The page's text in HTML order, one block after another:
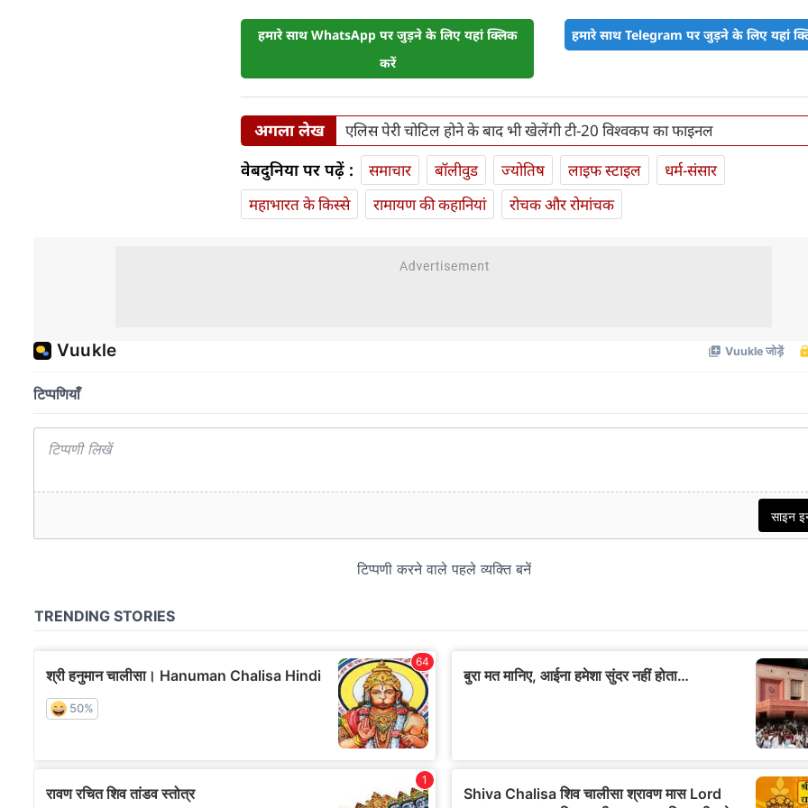
हमारे साथ WhatsApp पर जुड़ने के लिए यहां क्लिक
करें
हमारे साथ Telegram पर जुड़ने के लिए यहां
अगला लेख एलिस पेरी चोटिल होने के बाद भी खेलेंगी टी-20 विश्वकप का फाइनल
वेबदुनिया पर पढ़ें : समाचार बॉलीवुड ज्योतिष लाइफ स्‍टाइल
धर्म-संसार
महाभारत के किस्से
रामायण की कहानियां रोचक और रोमांचक